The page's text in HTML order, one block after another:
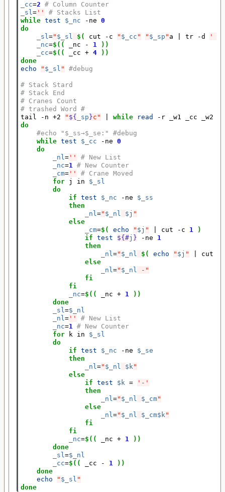
_cc=2 # Column Counter
_sl= ''
# Stacks List
while test $_nc -ne 0
do
_sl=" $_sl $( cut -c " $_cc " " $_sp " a tr -d
'
_nc=$(( _nc - 1
))
_cc=$(( _cc + 4
))
done
echo
" $_sl " #debug
# Stack Stard
# Stack End
# Cranes Count
# trashed Word #
tail -n +2
" ${ _sp }c" while
read
do
#echo "$_ss→$_se:" #debug
while test $_cc -ne 0
do
_nl= ''
# New List
_nc=1 # New Counter
_cm= ''
# Crane Moved
for j in $_sl
do
if test $_nc -ne $_ss
then
_nl=" $_nl $j "
else
_cm=$( echo " $j " cut -c 1
)
if test ${#j } -ne 1
then
_nl=" $_nl $( echo " $j "
cut -
else
_nl=" $_nl -"
fi
fi
_nc=$(( _nc + 1
))
done
_sl=$_nl
_nl= ''
# New List
_nc=1 # New Counter
for k in $_sl
do
if test $_nc -ne $_se
then
_nl=" $_nl $k"
else
if test $k =
'-'
then
_nl=" $_nl $_cm"
else
_nl=" $_nl $_cm$k"
fi
fi
_nc=$(( _nc + 1
))
done
_sl=$_nl
_cc=$(( _cc - 1
))
done
echo
" $_sl "
done